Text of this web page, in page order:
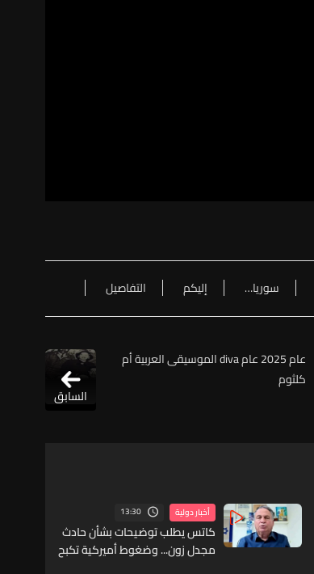
سوريا… إليكم التفاصيل
عام 2025 عام diva الموسيقى العربية أم
كلثوم
السابق
أخبار دولية 13:30
كاتس يطلب توضيحات بشأن حادث
مجدل زون... وضغوط أميركية تكبح